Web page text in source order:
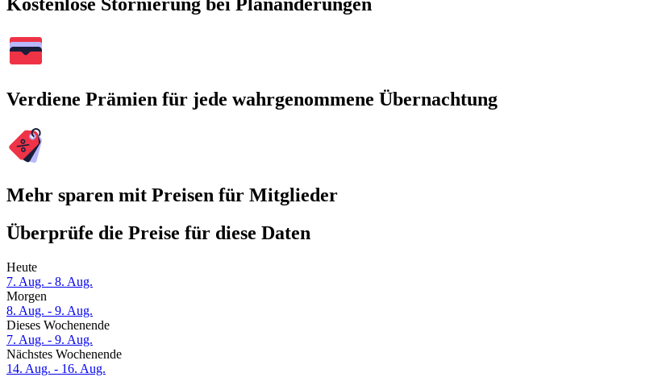
Verdiene Prämien für jede wahrgenommene Übernachtung
Mehr sparen mit Preisen für Mitglieder
Überprüfe die Preise für diese Daten
Heute
7. Aug. - 8. Aug.
Morgen
8. Aug. - 9. Aug.
Dieses Wochenende
7. Aug. - 9. Aug.
Nächstes Wochenende
14. Aug. - 16. Aug.